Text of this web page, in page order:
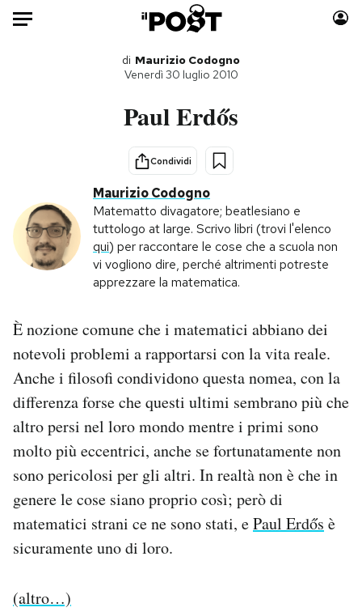
Auto
Tecnologia
Internet
Scienza
Sport
Libri
Storie/Idee
Ok Boomer!
Media
Europa
Mondiali calcio 2026
PODCAST
NEWSLETTER
I MIEI PREFERITI
SHOP
CALENDARIO
di Maurizio Codogno
Venerdì 30 luglio 2010
Paul Erdős
Condividi
Maurizio Codogno
Matematto divagatore; beatlesiano e
tuttologo at large. Scrivo libri (trovi l'elenco
qui) per raccontare le cose che a scuola non
vi vogliono dire, perché altrimenti potreste
apprezzare la matematica.
È nozione comune che i matematici abbiano dei
notevoli problemi a rapportarsi con la vita reale.
Anche i filosofi condividono questa nomea, con la
differenza forse che questi ultimi sembrano più che
altro persi nel loro mondo mentre i primi sono
molto più eccentrici, anche se fortunatamente non
sono pericolosi per gli altri. In realtà non è che in
genere le cose siano proprio così; però di
matematici strani ce ne sono stati, ePaul Erdős è
sicuramente uno di loro.
(altro…)